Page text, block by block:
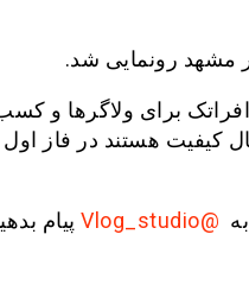
مشهد رونمایی شد.
برای ولاگرها و
@Vlog_studio پیام